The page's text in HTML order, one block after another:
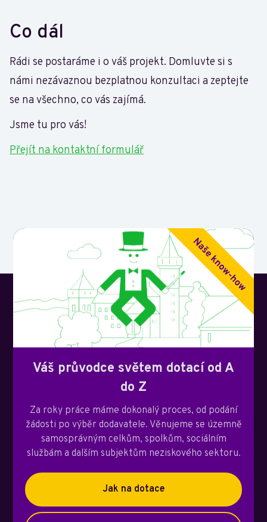
Co dál
Rádi se postaráme i o váš projekt. Domluvte si s
námi nezávaznou bezplatnou konzultaci a zeptejte
se na všechno, co vás zajímá.
Jsme tu pro vás!
Přejít na kontaktní formulář
Váš průvodce světem dotací od A
do Z
Za roky práce máme dokonalý proces, od podání
žádosti po výběr dodavatele. Věnujeme se územně
samosprávným celkům, spolkům, sociálním
službám a dalším subjektům neziskového sektoru.
Jak na dotace